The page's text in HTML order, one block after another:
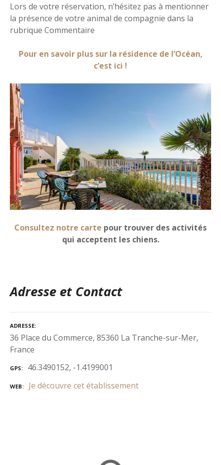
Lors de votre réservation, n’hésitez pas à mentionner
la présence de votre animal de compagnie dans la
rubrique Commentaire
Pour en savoir plus sur la résidence de l’Océan,
c’est ici !
Consultez notre carte pour trouver des activités
qui acceptent les chiens.
Adresse et Contact
ADRESSE
36 Place du Commerce, 85360 La Tranche-sur-Mer,
France
GPS 46.3490152, -1.4199001
WEB Je découvre cet établissement